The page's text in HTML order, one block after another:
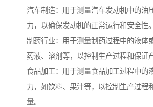
汽车制造：用于测量汽车发动机中的油
力，以确保发动机的正常运行和安全性。
制药行业：用于测量制药过程中的液体
药液、溶剂等，以控制生产过程和保证
食品加工：用于测量食品加工过程中的
力，如饮料、果汁等，以控制生产过程
量。